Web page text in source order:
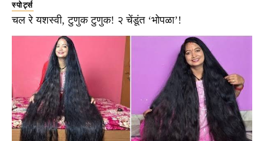
स्पोर्ट्स
चल रे यशस्वी, टुणुक टुणुक! २ चेंडूंत ‘भोपळा’!